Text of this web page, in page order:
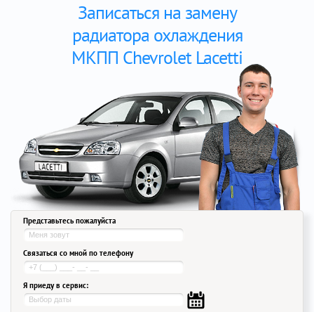
Записаться на замену
радиатора охлаждения
МКПП Chevrolet Lacetti
Представьтесь пожалуйста
Связаться со мной по телефону
Я приеду в сервис: